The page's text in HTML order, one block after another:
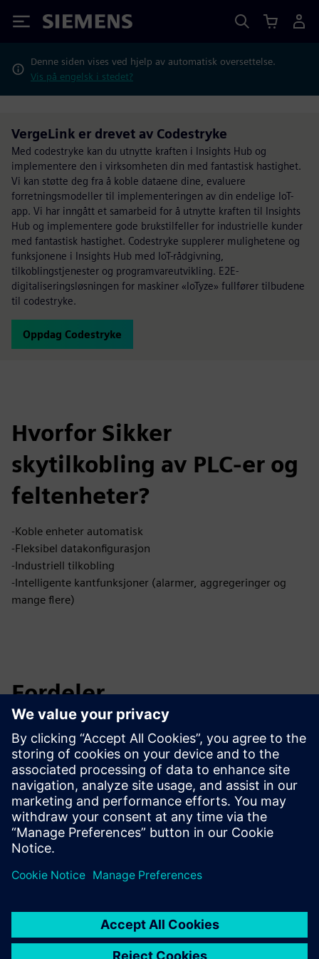
Siemens
Denne siden vises ved hjelp av automatisk oversettelse.
Vis på engelsk i stedet?
VergeLink er drevet av Codestryke
Med codestryke kan du utnytte kraften i Insights Hub og
implementere den i virksomheten din med fantastisk hastighet.
Vi kan støtte deg fra å koble dataene dine, evaluere
forretningsmodeller til implementeringen av din endelige IoT-
app. Vi har inngått et samarbeid for å utnytte kraften til Insights
Hub og implementere gode brukstilfeller for industrielle kunder
med fantastisk hastighet. Codestryke supplerer mulighetene og
funksjonene i Insights Hub med IoT-rådgivning,
tilkoblingstjenester og programvareutvikling. E2E-
digitaliseringsløsningen for maskiner «IoTyze» fullfører tilbudene
til codestryke.
Oppdag Codestryke
Hvorfor Sikker
skytilkobling av PLC-er og
feltenheter?
-Koble enheter automatisk
-Fleksibel datakonfigurasjon
-Industriell tilkobling
-Intelligente kantfunksjoner (alarmer, aggregeringer og
mange flere)
Fordeler
Kostnadsbesparelser gjennom forhåndsdefinerte maler
Maskinvareuavhengig
Integrering av Native Insights Hub
Støtte for alle bransjerelevante protokoller